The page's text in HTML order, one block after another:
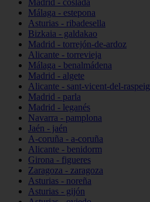
Madrid - coslada
Málaga - estepona
Asturias - ribadesella
Bizkaia - galdakao
Madrid - torrejón-de-ardoz
Alicante - torrevieja
Málaga - benalmádena
Madrid - algete
Alicante - sant-vicent-del-raspeig
Madrid - parla
Madrid - leganés
Navarra - pamplona
Jaén - jaén
A-coruña - a-coruña
Alicante - benidorm
Girona - figueres
Zaragoza - zaragoza
Asturias - noreña
Asturias - gijón